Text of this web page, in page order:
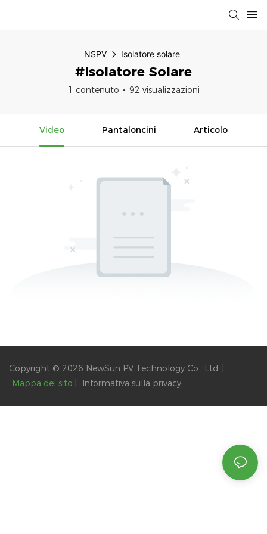
NSPV Isolatore solare
#Isolatore Solare
1 contenuto 92 visualizzazioni
Video Pantaloncini Articolo
Copyright © 2026 NewSun PV Technology Co., Ltd. |
Mappa del sito
Informativa sulla privacy